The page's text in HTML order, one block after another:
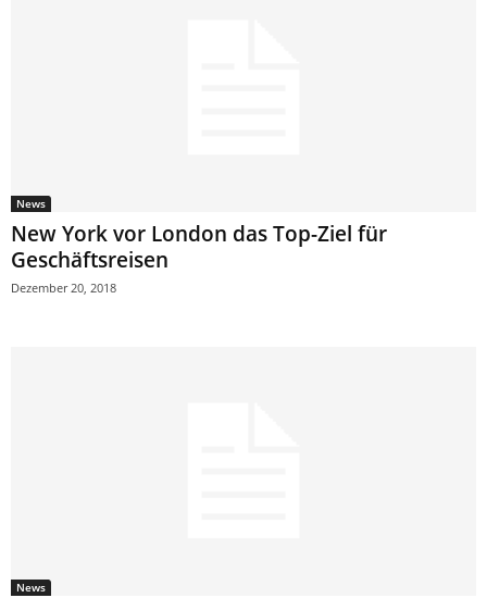
News
New York vor London das Top-Ziel für
Geschäftsreisen
Dezember 20, 2018
News